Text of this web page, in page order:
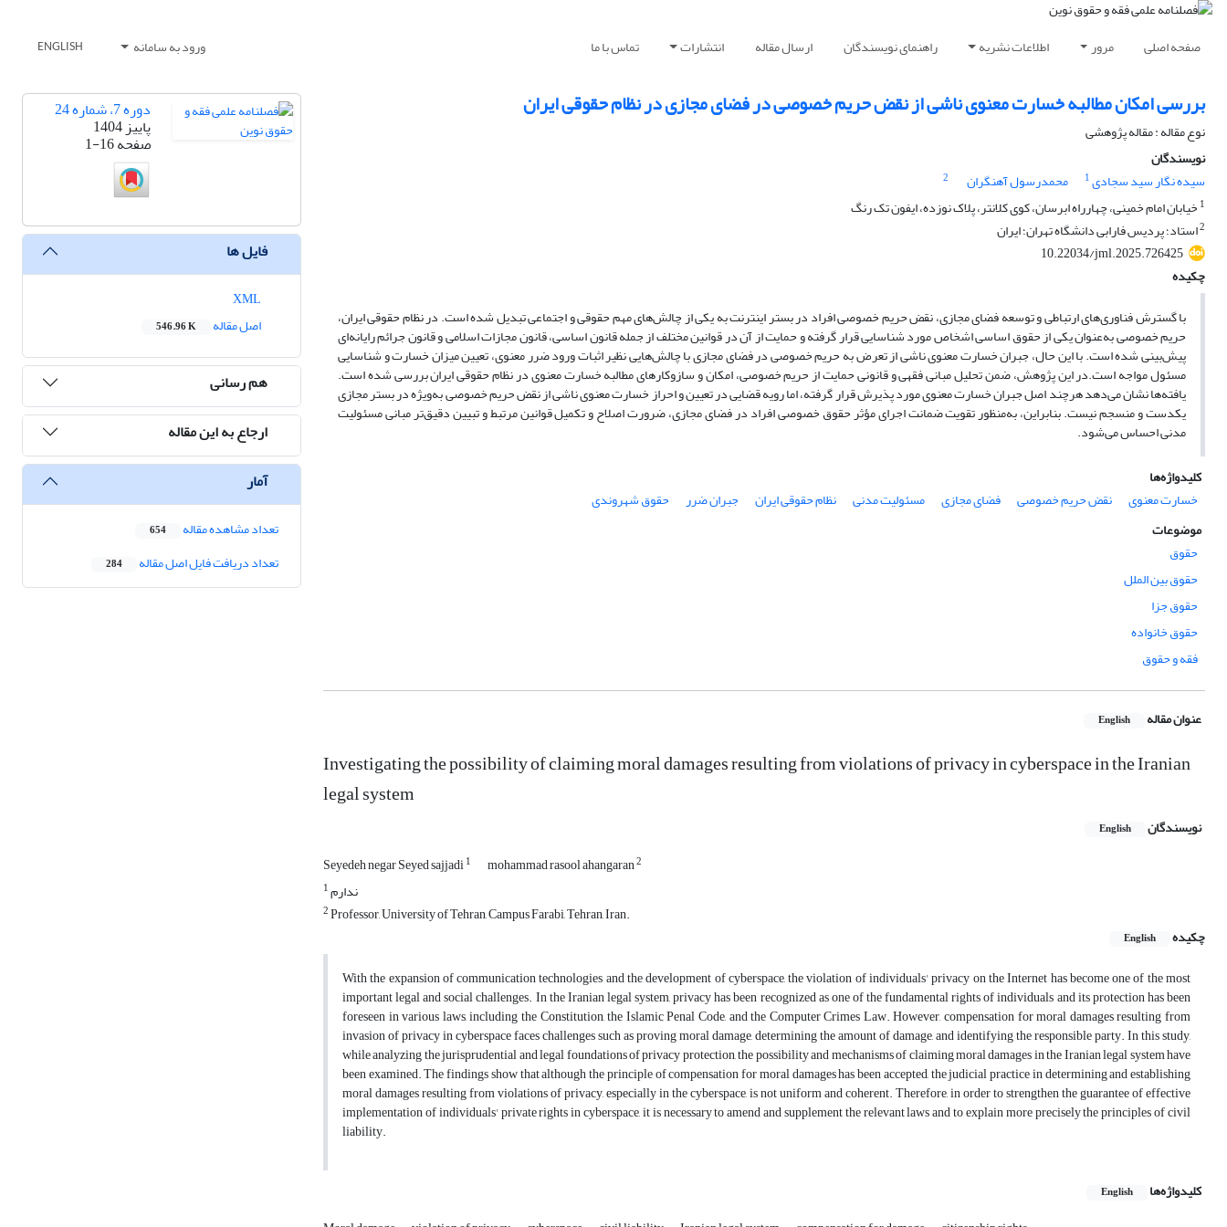
صفحه اصلی مرور اطلاعات نشریه راهنمای نویسندگان ارسال مقاله انتشارات تماس با ما ورود به سامانه ENGLISH
بررسی امکان مطالبه خسارت معنوی ناشی از نقض حریم خصوصی در فضای مجازی در نظام حقوقی ایران
نوع مقاله : مقاله پژوهشی
نویسندگان
سیده نگار سید سجادی1 محمدرسول آهنگران
2
1 خیابان امام خمینی، چهارراه ابرسان، کوی کلانتر، پلاک نوزده، ایفون تک رنگ
2استاد؛ پردیس فارابی دانشگاه تهران؛ ایران
10.22034/jml.2025.726425
چکیده
با گسترش فناوری‌های ارتباطی و توسعه فضای مجازی، نقض حریم خصوصی افراد در بستر اینترنت به یکی از چالش‌های مهم حقوقی و اجتماعی تبدیل شده است. در نظام حقوقی ایران،
حریم خصوصی به‌عنوان یکی از حقوق اساسی اشخاص مورد شناسایی قرار گرفته و حمایت از آن در قوانین مختلف از جمله قانون اساسی، قانون مجازات اسلامی و قانون جرائم رایانه‌ای
پیش‌بینی شده است. با این حال، جبران خسارت معنوی ناشی از تعرض به حریم خصوصی در فضای مجازی با چالش‌هایی نظیر اثبات ورود ضرر معنوی، تعیین میزان خسارت و شناسایی
مسئول مواجه است.در این پژوهش، ضمن تحلیل مبانی فقهی و قانونی حمایت از حریم خصوصی، امکان و سازوکارهای مطالبه خسارت معنوی در نظام حقوقی ایران بررسی شده است.
یافته‌ها نشان می‌دهد هرچند اصل جبران خسارت معنوی مورد پذیرش قرار گرفته، اما رویه قضایی در تعیین و احراز خسارت معنوی ناشی از نقض حریم خصوصی به‌ویژه در بستر مجازی
یکدست و منسجم نیست. بنابراین، به‌منظور تقویت ضمانت اجرای مؤثر حقوق خصوصی افراد در فضای مجازی، ضرورت اصلاح و تکمیل قوانین مرتبط و تبیین دقیق‌تر مبانی مسئولیت
مدنی احساس می‌شود.
کلیدواژه‌ها
خسارت معنوی
نقض حریم خصوصی فضای مجازی مسئولیت مدنی نظام حقوقی ایران جبران ضرر
حقوق شهروندی
موضوعات
حقوق
حقوق بین الملل
حقوق جزا
حقوق خانواده
فقه و حقوق
عنوان مقاله English
Investigating the possibility of claiming moral damages resulting from violations of privacy in cyberspace in the Iranian
legal system
نویسندگان English
Seyedeh negar Seyed sajjadi1 mohammad rasool ahangaran2
1ندارم
2Professor, University of Tehran, Campus Farabi, Tehran, Iran.
چکیده
English
With the expansion of communication technologies and the development of cyberspace, the violation of individuals' privacy on the Internet has become one of the most
important legal and social challenges. In the Iranian legal system, privacy has been recognized as one of the fundamental rights of individuals and its protection has been
foreseen in various laws, including the Constitution, the Islamic Penal Code, and the Computer Crimes Law. However, compensation for moral damages resulting from
invasion of privacy in cyberspace faces challenges such as proving moral damage, determining the amount of damage, and identifying the responsible party. In this study,
while analyzing the jurisprudential and legal foundations of privacy protection, the possibility and mechanisms of claiming moral damages in the Iranian legal system have
been examined. The findings show that although the principle of compensation for moral damages has been accepted, the judicial practice in determining and establishing
moral damages resulting from violations of privacy, especially in the cyberspace, is not uniform and coherent. Therefore, in order to strengthen the guarantee of effective
implementation of individuals' private rights in cyberspace, it is necessary to amend and supplement the relevant laws and to explain more precisely the principles of civil
liability.
کلیدواژه‌ها English
دوره 7، شماره 24
پاییز 1404
صفحه1-16
فایل ها
اصل مقاله
546.96 K
هم رسانی
ارجاع به این مقاله
آمار
تعداد مشاهده مقاله 654
تعداد دریافت فایل اصل مقاله 284